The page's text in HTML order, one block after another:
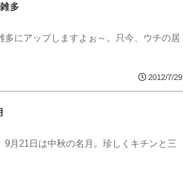
多
にアップしますよぉ～。只今、ウチの居
2012/7/29
月21日は中秋の名月。珍しくキチンと三